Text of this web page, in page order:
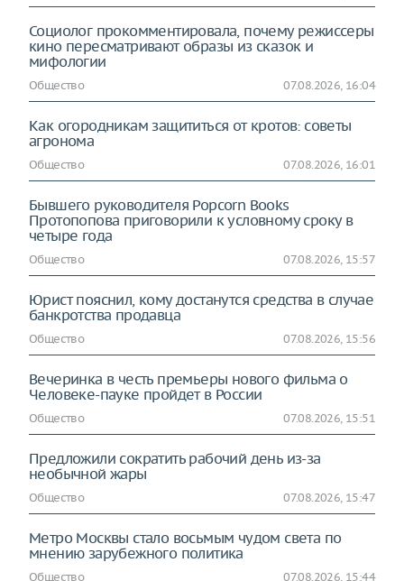
Социолог прокомментировала, почему режиссеры
кино пересматривают образы из сказок и
мифологии
Общество 07.08.2026, 16:04
Как огородникам защититься от кротов: советы
агронома
Общество 07.08.2026, 16:01
Бывшего руководителя Popcorn Books
Протопопова приговорили к условному сроку в
четыре года
Общество 07.08.2026, 15:57
Юрист пояснил, кому достанутся средства в случае
банкротства продавца
Общество 07.08.2026, 15:56
Вечеринка в честь премьеры нового фильма о
Человеке-пауке пройдет в России
Общество 07.08.2026, 15:51
Предложили сократить рабочий день из-за
необычной жары
Общество 07.08.2026, 15:47
Метро Москвы стало восьмым чудом света по
мнению зарубежного политика
Общество 07.08.2026, 15:44